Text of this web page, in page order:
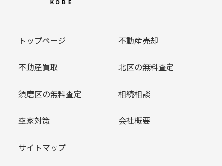
トップページ 不動産売却
不動産買取 北区の無料査定
須磨区の無料査定 相続相談
空家対策 会社概要
サイトマップ